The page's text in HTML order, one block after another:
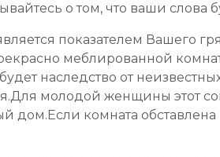
о том, что ваши слова
показателем Вашего
меблированной
наследство от
молодой женщины этот
дом.Если комната